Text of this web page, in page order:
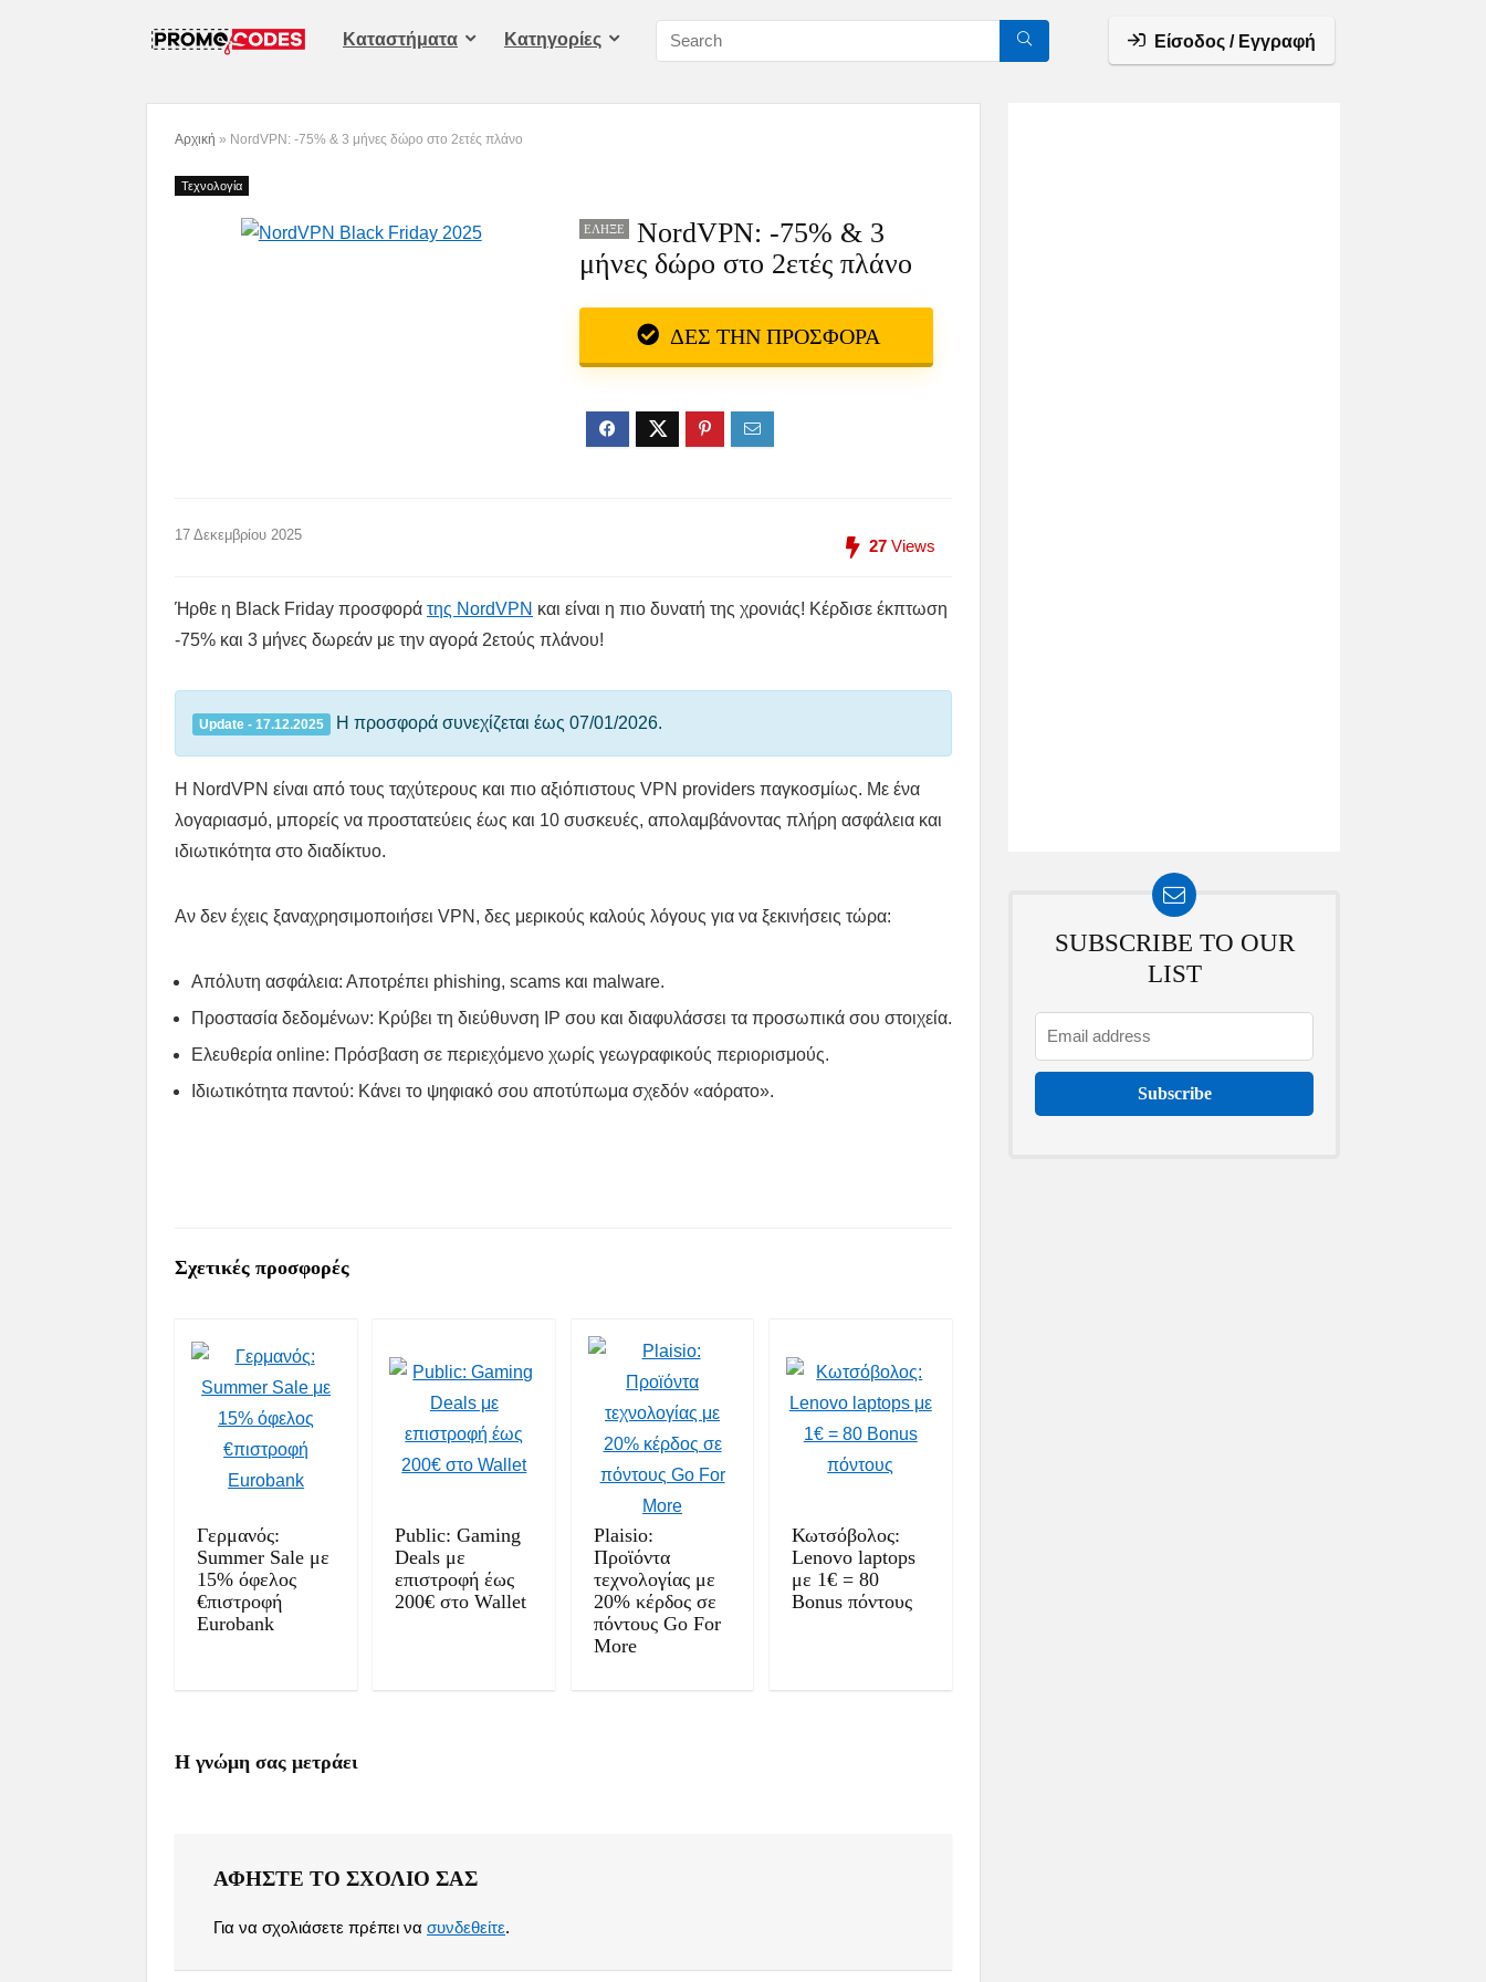
Καταστήματα Kατηγορίες Είσοδος / Εγγραφή
Αρχική » NordVPN: -75% & 3 μήνες δώρο στο 2ετές πλάνο
Τεχνολογία
ΈΛΗΞΕ
NordVPN: -75% & 3
μήνες δώρο στο 2ετές πλάνο
ΔΕΣ ΤΗΝ ΠΡΟΣΦΟΡΑ
17 Δεκεμβρίου 2025
27 Views
Ήρθε η Black Friday προσφορά της NordVPN και είναι η πιο δυνατή της χρονιάς! Κέρδισε έκπτωση
-75% και 3 μήνες δωρεάν με την αγορά 2ετούς πλάνου!
Update - 17.12.2025 Η προσφορά συνεχίζεται έως 07/01/2026.
Η NordVPN είναι από τους ταχύτερους και πιο αξιόπιστους VPN providers παγκοσμίως. Με ένα
λογαριασμό, μπορείς να προστατεύεις έως και 10 συσκευές, απολαμβάνοντας πλήρη ασφάλεια και
ιδιωτικότητα στο διαδίκτυο.
Αν δεν έχεις ξαναχρησιμοποιήσει VPN, δες μερικούς καλούς λόγους για να ξεκινήσεις τώρα:
Απόλυτη ασφάλεια: Αποτρέπει phishing, scams και malware.
Προστασία δεδομένων: Κρύβει τη διεύθυνση IP σου και διαφυλάσσει τα προσωπικά σου στοιχεία.
Ελευθερία online: Πρόσβαση σε περιεχόμενο χωρίς γεωγραφικούς περιορισμούς.
Ιδιωτικότητα παντού: Κάνει το ψηφιακό σου αποτύπωμα σχεδόν «αόρατο».
Σχετικές προσφορές
Γερμανός:
Summer Sale με
15% όφελος
€πιστροφή
Eurobank
Public: Gaming
Deals με
επιστροφή έως
200€ στο Wallet
Plaisio:
Προϊόντα
τεχνολογίας με
20% κέρδος σε
πόντους Go For
More
Κωτσόβολος:
Lenovo laptops
με 1€ = 80
Bonus πόντους
Η γνώμη σας μετράει
ΑΦΉΣΤΕ ΤΟ ΣΧΌΛΙΟ ΣΑΣ
Για να σχολιάσετε πρέπει να συνδεθείτε.
SUBSCRIBE TO OUR
LIST